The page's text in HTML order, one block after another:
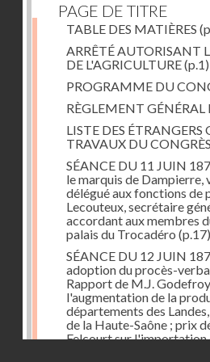
PAGE DE TITRE
TABLE DES MATIÈRES
ARRÊTÉ AUTORISANT
DE L'AGRICULTURE(p.1)
PROGRAMME DU
RÈGLEMENT GÉNÉRAL
LISTE DES
TRAVAUX DU CONGRÈS
SÉANCE DU 11 JUIN
le marquis de Dampierre,
délégué aux fonctions de
Lecouteux, secrétaire
accordant aux membres
palais du Trocadéro (p.17)
SÉANCE DU 12 JUIN
adoption du procès-
Rapport de M.J.
l'augmentation de la
départements des
de la Haute-Saône ; prix
Felcourt sur l'importation